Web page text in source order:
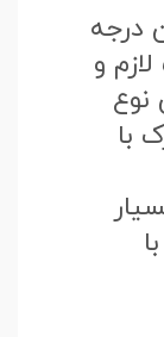
درجه
و
نوع
با